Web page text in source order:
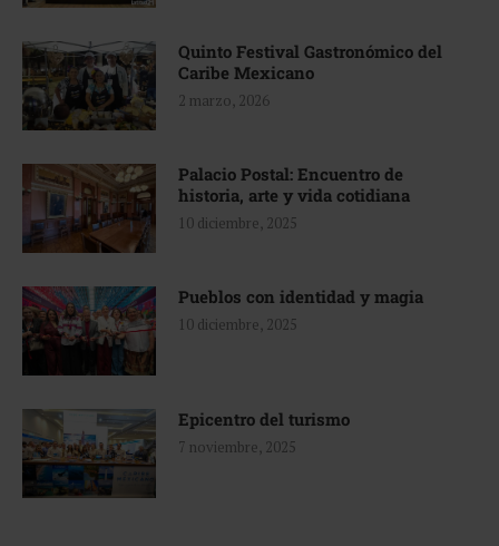
Quinto Festival Gastronómico del
Caribe Mexicano
2 marzo, 2026
Palacio Postal: Encuentro de
historia, arte y vida cotidiana
10 diciembre, 2025
Pueblos con identidad y magia
10 diciembre, 2025
Epicentro del turismo
7 noviembre, 2025